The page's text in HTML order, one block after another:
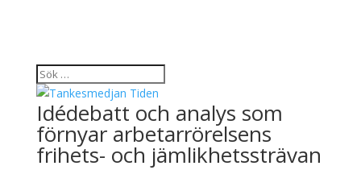
Idédebatt och analys som
förnyar arbetarrörelsens
frihets- och jämlikhetssträvan